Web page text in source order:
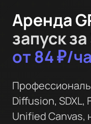
Аренда
запуск
от 84 ₽/
Diffusion, SDXL,
Unified Canvas,